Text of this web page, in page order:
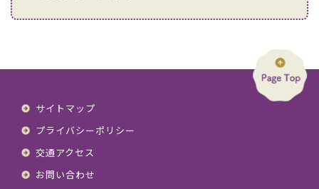
サイトマップ
プライバシーポリシー
交通アクセス
お問い合わせ